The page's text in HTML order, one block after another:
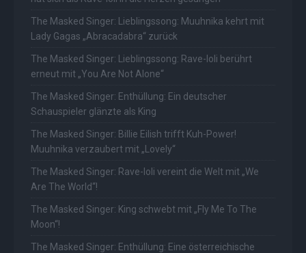
The Masked Singer: Lieblingssong: Muuhnika kehrt mit
Lady Gagas „Abracadabra“ zurück
The Masked Singer: Lieblingssong: Rave-Ioli berührt
erneut mit „You Are Not Alone“
The Masked Singer: Enthüllung: Ein deutscher
Schauspieler glänzte als King
The Masked Singer: Billie Eilish trifft Kuh-Power!
Muuhnika verzaubert mit „Lovely“
The Masked Singer: Rave-Ioli vereint die Welt mit „We
Are The World“!
The Masked Singer: King schwebt mit „Fly Me To The
Moon“!
The Masked Singer: Enthüllung: Eine österreichische